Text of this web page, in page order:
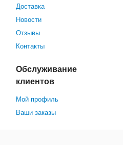
Доставка
Новости
Отзывы
Контакты
Обслуживание
клиентов
Мой профиль
Ваши заказы